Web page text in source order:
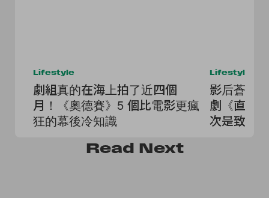
Lifestyle
劇組真的在海上拍了近四個
月！《奧德賽》5 個比電影更瘋
狂的幕後冷知識
Lifestyle
影后蒼井
劇《直到
次是致鬱
Read Next